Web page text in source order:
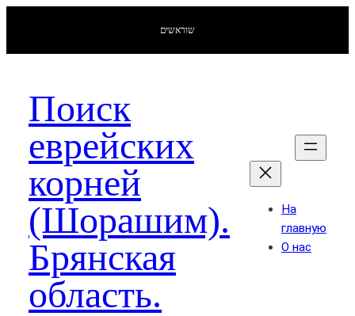
שוראשים
Поиск
еврейских
корней
(Шорашим).
Брянская
область.
На
главную
О нас